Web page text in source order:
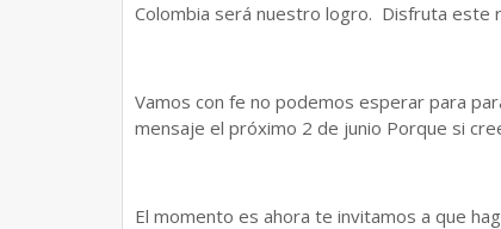
Colombia será nuestro logro. Disfruta este
Vamos con fe no podemos esperar para
mensaje el próximo 2 de junio Porque si
El momento es ahora te invitamos a que